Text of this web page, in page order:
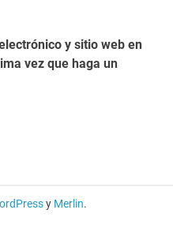
y sitio web en
vez que haga un
y Merlin.